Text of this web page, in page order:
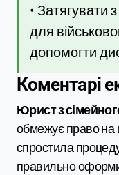
• Затягувати
для
допомогти
Коментарі
Юрист з
обмежує право
спростила
правильно